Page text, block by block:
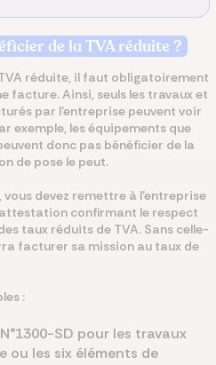
de la TVA réduite ?
réduite, il faut obligatoirement
facture. Ainsi, seuls les travaux et
par l’entreprise peuvent voir
exemple, les équipements que
donc pas bénéficier de la
de pose le peut.
devez remettre à l’entreprise
attestation confirmant le respect
taux réduits de TVA. Sans celle-
facturer sa mission au taux de
:
SD pour les travaux
les six éléments de